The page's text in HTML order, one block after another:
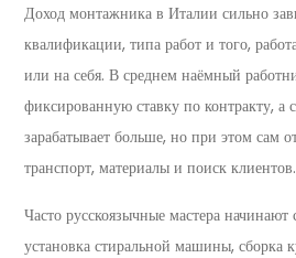
Доход монтажника в Италии сильно
квалификации, типа работ и того,
или на себя. В среднем наёмный
фиксированную ставку по контракту,
зарабатывает больше, но при этом сам
транспорт, материалы и поиск клиентов.
Часто русскоязычные мастера начинают
установка стиральной машины, сборка